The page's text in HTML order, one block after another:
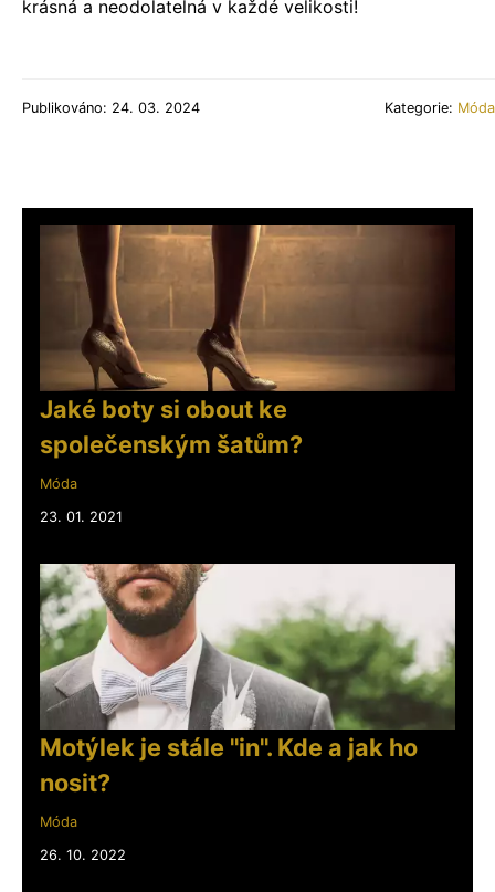
krásná a neodolatelná v každé velikosti!
Publikováno: 24. 03. 2024 Kategorie: Móda
Jaké boty si obout ke
společenským šatům?
Móda
23. 01. 2021
Motýlek je stále "in". Kde a jak ho
nosit?
Móda
26. 10. 2022